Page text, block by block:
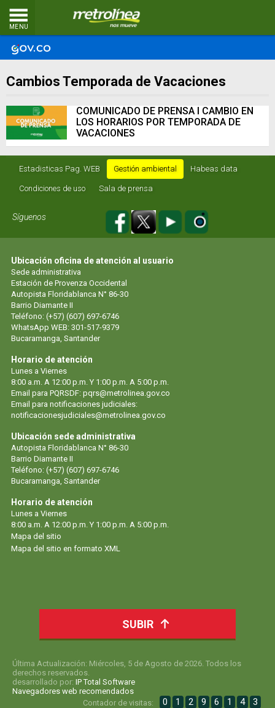
MENU
Cambios Temporada de Vacaciones
COMUNICADO DE PRENSA I CAMBIO EN
LOS HORARIOS POR TEMPORADA DE
VACACIONES
Estadisticas Pag. WEB Gestión ambiental Habeas data
Condiciones de uso Sala de prensa
Síguenos
Ubicación oficina de atención al usuario
Sede administrativa
Estación de Provenza Occidental
Autopista Floridablanca N° 86-30
Barrio Diamante II
Teléfono: (+57) (607) 697-6746
WhatsApp WEB: 301-517-9379
Bucaramanga, Santander
Horario de atención
Lunes a Viernes
8:00 a.m. A 12:00 p.m. Y 1:00 p.m. A 5:00 p.m.
Email para PQRSDF: pqrs@metrolinea.gov.co
Email para notificaciones judiciales:
notificacionesjudiciales@metrolinea.gov.co
Ubicación sede administrativa
Autopista Floridablanca N° 86-30
Barrio Diamante II
Teléfono: (+57) (607) 697-6746
Bucaramanga, Santander
Horario de atención
Lunes a Viernes
8:00 a.m. A 12:00 p.m. Y 1:00 p.m. A 5:00 p.m.
Mapa del sitio
Mapa del sitio en formato XML
SUBIR
Última Actualización: Miércoles, 5 de Agosto de 2026. Todos los
derechos reservados.
desarrollado por: IP Total Software
Navegadores web recomendados
Contador de visitas:
0 1 2 9 6 1 4 3